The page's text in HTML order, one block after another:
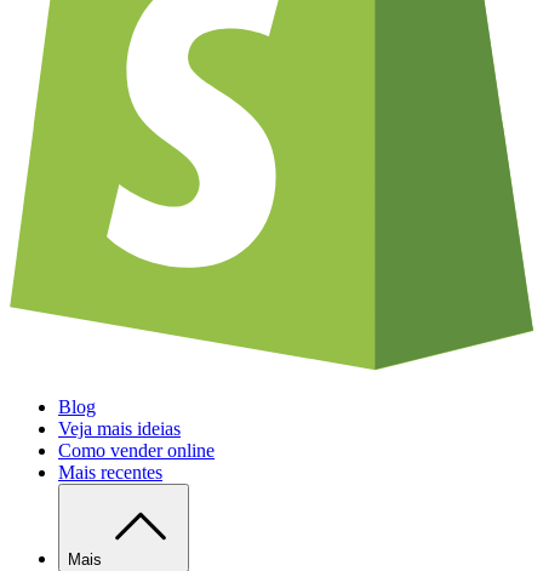
Blog
Veja mais ideias
Como vender online
Mais recentes
Mais